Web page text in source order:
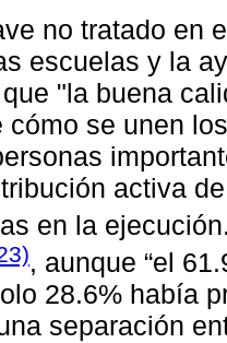
no tratado en
escuelas y la
"la buena
cómo se unen
activa
en la
, aunque “el
28.6͏% había
separación